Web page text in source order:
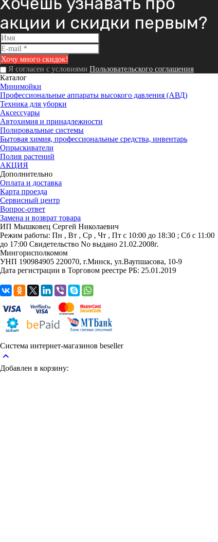
акции и скидки первым?
Я согласен с условиями Пользовательского соглашения
Каталог
Минимойки
Профессиональные аппараты высокого давления (АВД)
Техника для уборки
Аксессуары
Автохимия и принадлежности
Полировальные системы
Бытовая химия, профессиональные средства, инвентарь
Опрыскиватели
Полив растений
АКЦИЯ
Дополнительно
Оплата и доставка
Карта проезда
Сервисный центр
Вопрос-ответ
Замена и возврат товара
ИП Мышковец Сергей Николаевич
Режим работы: Пн , Вт , Ср , Чт , Пт c 10:00 до 18:30 ; Сб c 11:00
до 17:00 Свидетельство No выдано 21.02.2008г.
Мингорисполкомом
УНП 190984905 220070, г.Минск, ул.Ваупшасова, 10-9
Дата регистрации в Торговом реестре РБ: 25.01.2019
Система интернет-магазинов beseller
keyboard_arrow_up
Добавлен в корзину: